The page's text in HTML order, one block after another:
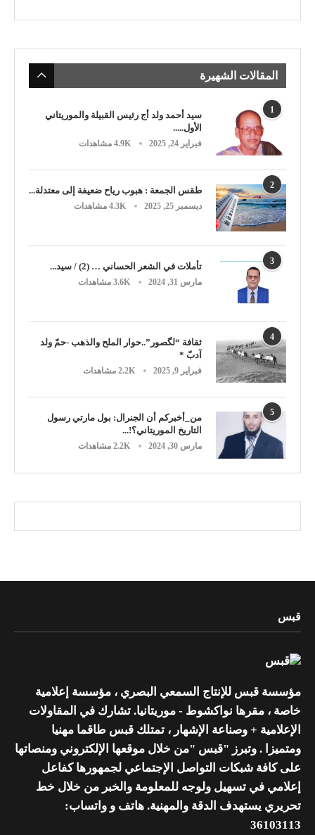
المقالات الشهيرة
1
سيد أحمد ولد أج رئيس القبيلة والموريتاني
الأول.....
فبراير 24, 2025 4.9K مشاهدات
2 طقس الجمعة : هبوب رياح ضعيفة إلى معتدلة...
ديسمبر 25, 2025 4.3K مشاهدات
3 تأملات في الشعر الحساني … (2) / سيد...
مارس 31, 2024 3.6K مشاهدات
4
ثقافة “لگصور”..حوار الملح والذهب -حمّ ولد
آدبّ *
فبراير 9, 2025 2.2K مشاهدات
5
من_أخبركم أن الجنرال: بول مارتي رسول
التاريخ الموريتاني؟!...
مارس 30, 2024 2.2K مشاهدات
قبس
مؤسسة قبس للإنتاج السمعي البصري ، مؤسسة إعلامية
خاصة ، مقرها نواكشوط - موريتانيا. تشارك في المقاولات
الإعلامية + وصناعة الإشهار ، تمتلك قبس طاقما مهنيا
ومتميزا . وتبرز "قبس "من خلال موقعها الإلكتروني ومنصاتها
على كافة شبكات التواصل الإجتماعي لجمهورها كفاعل
إعلامي في تسهيل ولوجه للمعلومة والخبر من خلال خط
تحريري يستهدف الدقة والمهنية. هاتف و واتساب:
36103113